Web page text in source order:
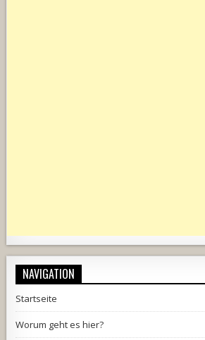
NAVIGATION
Startseite
Worum geht es hier?